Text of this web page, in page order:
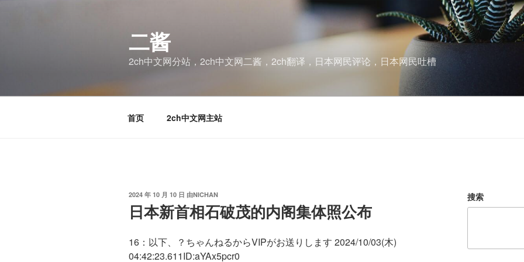
二酱
2ch中文网分站，2ch中文网二酱，2ch翻译，日本网民评论，日本网民吐槽
首页 2ch中文网主站
发
布
于
2024 年 10 月 10 日 由NICHAN
日本新首相石破茂的内阁集体照公布
16：以下、？ちゃんねるからVIPがお送りします 2024/10/03(木)
04:42:23.611ID:aYAx5pcr0
搜索